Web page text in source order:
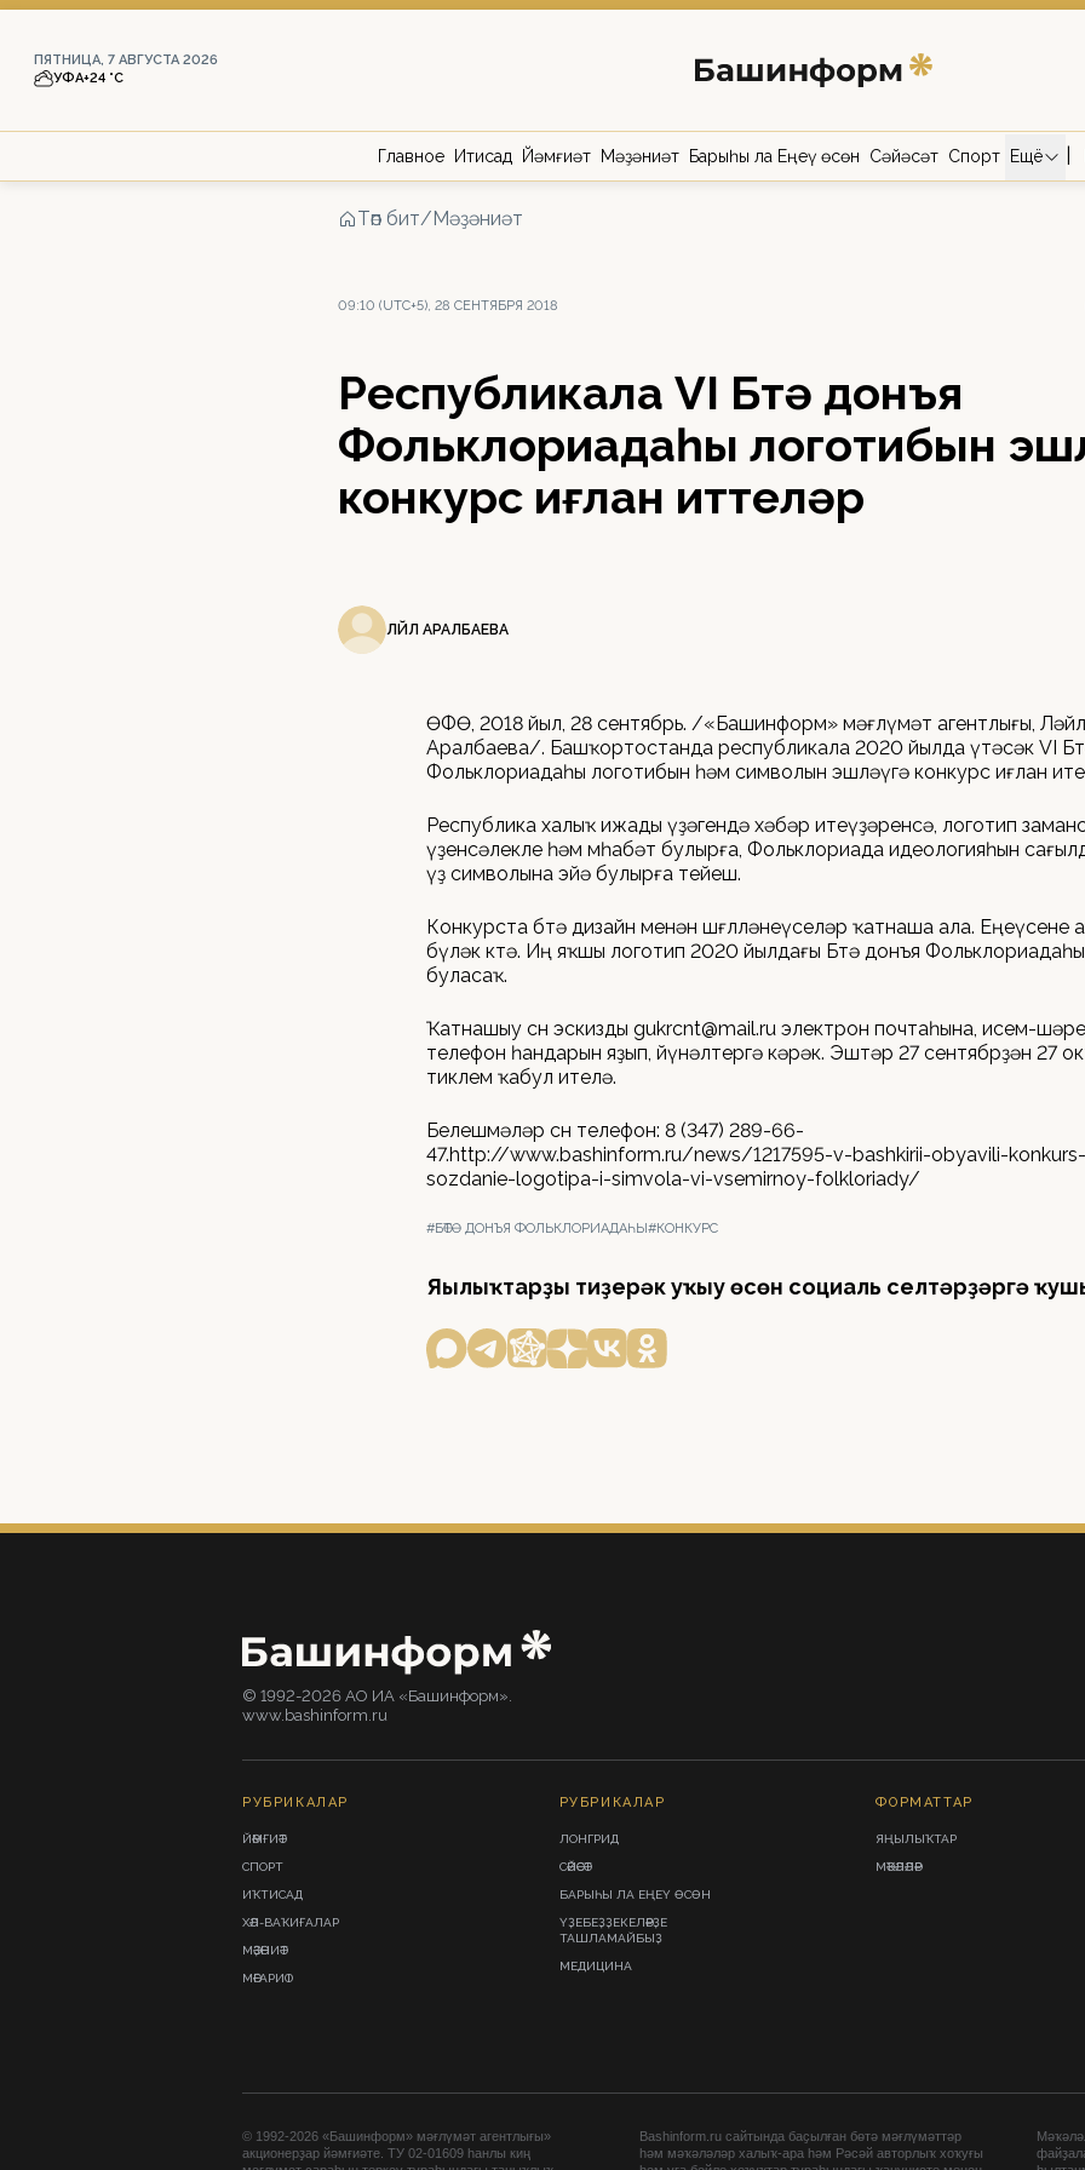
ПЯТНИЦА, 7 АВГУСТА 2026
УФА+24 °С
Главное Иҡтисад Йәмғиәт Мәҙәниәт Барыһы ла Еңеү өсөн Сәйәсәт Спорт Ещё
Төп бит/Мәҙәниәт
09:10 (UTC+5), 28 СЕНТЯБРЯ 2018
Республикала VI Бөтә донъя
Фольклориадаһы логотибын
конкурс иғлан иттеләр
ЛӘЙЛӘ АРАЛБАЕВА
ӨФӨ, 2018 йыл, 28 сентябрь. /«Башинформ» мәғлүмәт агентлығы,
Аралбаева/. Башҡортостанда республикала 2020 йылда үтәсәк VI
Фольклориадаһы логотибын һәм символын эшләүгә конкурс иғлан
Республика халыҡ ижады үҙәгендә хәбәр итеүҙәренсә, логотип
үҙенсәлекле һәм мөһабәт булырға, Фольклориада идеологияһын
үҙ символына эйә булырға тейеш.
Конкурста бөтә дизайн менән шөғөлләнеүселәр ҡатнаша ала. Еңеүсене
бүләк көтә. Иң яҡшы логотип 2020 йылдағы Бөтә донъя
буласаҡ.
Ҡатнашыу өсөн эскизды gukrcnt@mail.ru электрон почтаһына, исем-
телефон һандарын яҙып, йүнәлтергә кәрәк. Эштәр 27 сентябрҙән 27
тиклем ҡабул ителә.
Белешмәләр өсөн телефон: 8 (347) 289-66-
47.http://www.bashinform.ru/news/1217595-v-bashkirii-obyavili-
sozdanie-logotipa-i-simvola-vi-vsemirnoy-folkloriady/
#БӨТӘ ДОНЪЯ ФОЛЬКЛОРИАДАҺЫ#КОНКУРС
Яңылыҡтарҙы тиҙерәк уҡыу өсөн социаль селтәрҙәргә
© 1992-2026 АО ИА «Башинформ».
www.bashinform.ru
РУБРИКАЛАР
ЙӘМҒИӘТ
СПОРТ
ИҠТИСАД
ХӘЛ-ВАҠИҒАЛАР
МӘҘӘНИӘТ
МӘҒАРИФ
РУБРИКАЛАР
ЛОНГРИД
СӘЙӘСӘТ
БАРЫҺЫ ЛА ЕҢЕҮ ӨСӨН
ҮҘЕБЕҘҘЕКЕЛӘРҘЕ
ТАШЛАМАЙБЫҘ
МЕДИЦИНА
ФОРМАТТАР
ЯҢЫЛЫҠТАР
МӘҠӘЛӘЛӘР
© 1992-2026 «Башинформ» мәғлүмәт агентлығы»
акционерҙар йәмғиәте. ТУ 02-01609 һанлы киң
Bashinform.ru сайтында баҫылған бөтә мәғлүмәттәр
һәм мәҡәләләр халыҡ-ара һәм Рәсәй авторлыҡ хоҡуғы